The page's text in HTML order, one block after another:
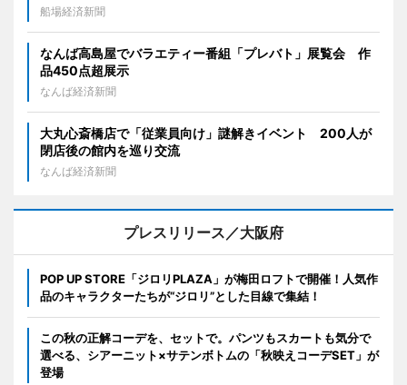
船場経済新聞
なんば高島屋でバラエティー番組「プレバト」展覧会 作
品450点超展示
なんば経済新聞
大丸心斎橋店で「従業員向け」謎解きイベント 200人が
閉店後の館内を巡り交流
なんば経済新聞
プレスリリース／大阪府
POP UP STORE「ジロリPLAZA」が梅田ロフトで開催！人気作
品のキャラクターたちが“ジロリ”とした目線で集結！
この秋の正解コーデを、セットで。パンツもスカートも気分で
選べる、シアーニット×サテンボトムの「秋映えコーデSET」が
登場